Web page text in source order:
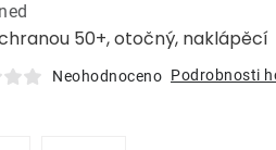
50+, otočný, naklápěcí
Neohodnoceno Podrobnosti